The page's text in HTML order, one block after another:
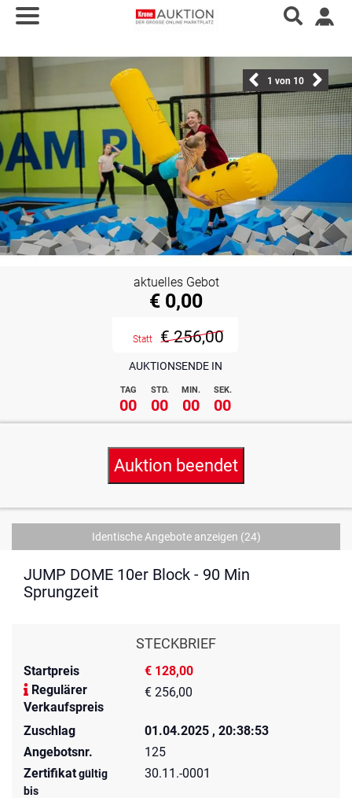
1 von 10
AUKTIONSENDE IN
TAG STD. MIN. SEK.
00 00 00 00
aktuelles Gebot
€ 0,00
Statt € 256,00
Auktion beendet
Identische Angebote anzeigen (24)
JUMP DOME 10er Block - 90 Min
Sprungzeit
STECKBRIEF
Startpreis
€ 128,00
Regulärer
Verkaufspreis
€ 256,00
Zuschlag
01.04.2025 , 20:38:53
Angebotsnr.
125
Zertifikatgültig
bis
30.11.-0001